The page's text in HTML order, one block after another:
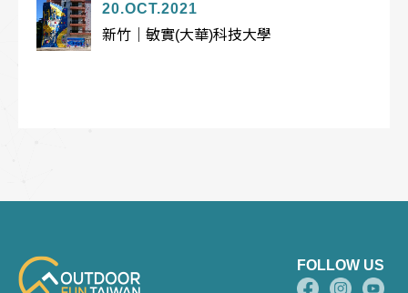
20.OCT.2021
新竹｜敏實(大華)科技大學
FOLLOW US